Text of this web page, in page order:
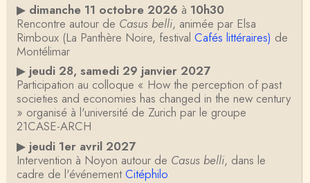
▶ dimanche 11 octobre 2026 à 10h30
Rencontre autour de Casus belli, animée par Elsa
Rimboux (La Panthère Noire, festival Cafés littéraires) de
Montélimar
▶ jeudi 28, samedi 29 janvier 2027
Participation au colloque « How the perception of past
societies and economies has changed in the new century
» organisé à l'université de Zurich par le groupe
21CASE-ARCH
▶ jeudi 1er avril 2027
Intervention à Noyon autour de Casus belli, dans le
cadre de l'événementCitéphilo